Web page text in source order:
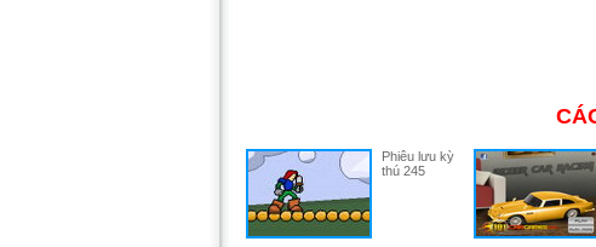
Phiêu lưu kỳ
thú 245